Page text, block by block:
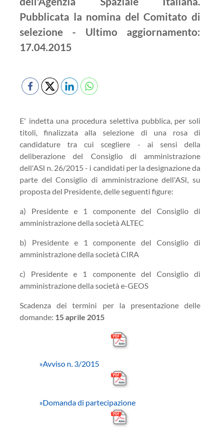
Pubblicata la nomina del Comitato di
selezione - Ultimo aggiornamento:
17.04.2015
E' indetta una procedura selettiva pubblica, per soli
titoli, finalizzata alla selezione di una rosa di
candidature tra cui scegliere - ai sensi della
deliberazione del Consiglio di amministrazione
dell'ASI n. 26/2015 - i candidati per la designazione da
parte del Consiglio di amministrazione dell'ASI, su
proposta del Presidente, delle seguenti figure:
a) Presidente e 1 componente del Consiglio di
amministrazione della società ALTEC
b) Presidente e 1 componente del Consiglio di
amministrazione della società CIRA
c) Presidente e 1 componente del Consiglio di
amministrazione della società e-GEOS
Scadenza dei termini per la presentazione delle
domande: 15 aprile 2015
»Avviso n. 3/2015
»Domanda di partecipazione